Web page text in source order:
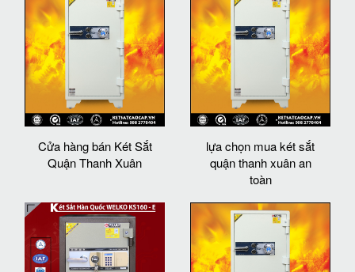
Cửa hàng bán Két Sắt
Quận Thanh Xuân
lựa chọn mua két sắt
quận thanh xuân an
toàn